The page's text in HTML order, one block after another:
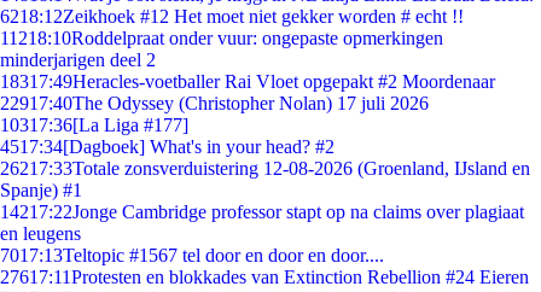
6218:12Zeikhoek #12 Het moet niet gekker worden # echt !!
11218:10Roddelpraat onder vuur: ongepaste opmerkingen
minderjarigen deel 2
18317:49Heracles-voetballer Rai Vloet opgepakt #2 Moordenaar
22917:40The Odyssey (Christopher Nolan) 17 juli 2026
10317:36[La Liga #177]
4517:34[Dagboek] What's in your head? #2
26217:33Totale zonsverduistering 12-08-2026 (Groenland, IJsland en
Spanje) #1
14217:22Jonge Cambridge professor stapt op na claims over plagiaat
en leugens
7017:13Teltopic #1567 tel door en door en door....
27617:11Protesten en blokkades van Extinction Rebellion #24 Eieren